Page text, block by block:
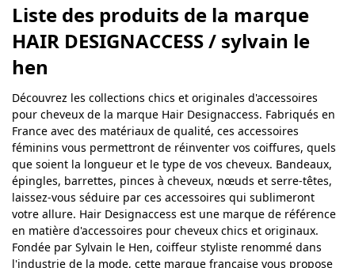
Liste des produits de la marque
HAIR DESIGNACCESS / sylvain le
hen
Découvrez les collections chics et originales d'accessoires
pour cheveux de la marque Hair Designaccess. Fabriqués en
France avec des matériaux de qualité, ces accessoires
féminins vous permettront de réinventer vos coiffures, quels
que soient la longueur et le type de vos cheveux. Bandeaux,
épingles, barrettes, pinces à cheveux, nœuds et serre-têtes,
laissez-vous séduire par ces accessoires qui sublimeront
votre allure. Hair Designaccess est une marque de référence
en matière d'accessoires pour cheveux chics et originaux.
Fondée par Sylvain le Hen, coiffeur styliste renommé dans
l'industrie de la mode, cette marque française vous propose